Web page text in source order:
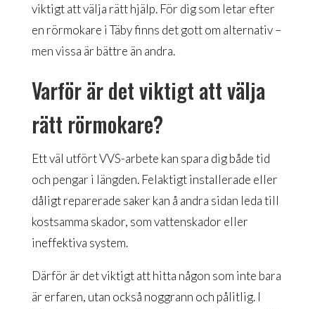
viktigt att välja rätt hjälp. För dig som letar efter
en rörmokare i Täby finns det gott om alternativ –
men vissa är bättre än andra.
Varför är det viktigt att välja
rätt rörmokare?
Ett väl utfört VVS-arbete kan spara dig både tid
och pengar i längden. Felaktigt installerade eller
dåligt reparerade saker kan å andra sidan leda till
kostsamma skador, som vattenskador eller
ineffektiva system.
Därför är det viktigt att hitta någon som inte bara
är erfaren, utan också noggrann och pålitlig. I